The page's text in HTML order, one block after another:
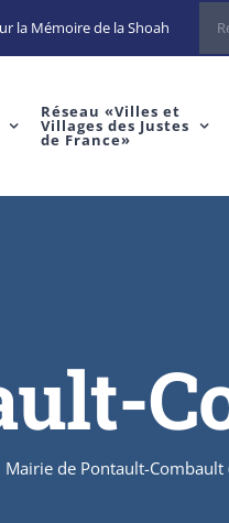
la Mémoire de la Shoah
Réseau «Villes et
Villages des Justes
de France»
Mairie de Pontault-Combault